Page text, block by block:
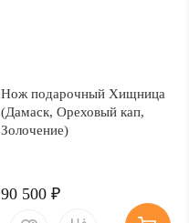
Нож подарочный Хищница
(Дамаск, Ореховый кап,
Золочение)
90 500 ₽